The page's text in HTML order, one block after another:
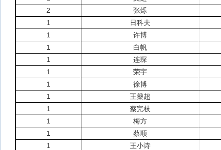
2
张烁
1
日科夫
1
许博
1
白帆
1
连琛
1
荣宇
1
徐博
1
王燊超
1
蔡完枝
1
梅方
1
蔡顺
1
王小诗